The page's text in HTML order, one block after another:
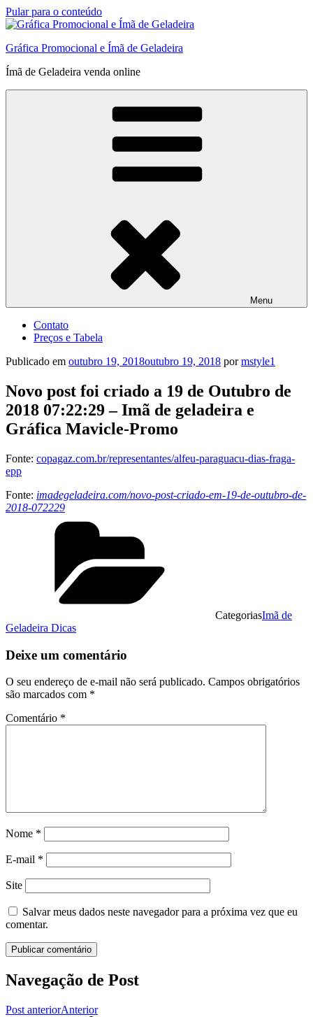
Pular para o conteúdo
Gráfica Promocional e Ímã de Geladeira
Ímã de Geladeira venda online
Menu
Contato
Preços e Tabela
Publicado em outubro 19, 2018outubro 19, 2018 pormstyle1
Novo post foi criado a 19 de Outubro de
2018 07:22:29 – Imã de geladeira e
Gráfica Mavicle-Promo
Fonte: copagaz.com.br/representantes/alfeu-paraguacu-dias-fraga-
epp
Fonte: imadegeladeira.com/novo-post-criado-em-19-de-outubro-de-
2018-072229
CategoriasImã de
Geladeira Dicas
Deixe um comentário
O seu endereço de e-mail não será publicado. Campos obrigatórios
são marcados com *
Comentário *
Nome *
E-mail *
Site
Salvar meus dados neste navegador para a próxima vez que eu
comentar.
Navegação de Post
Post anteriorAnterior